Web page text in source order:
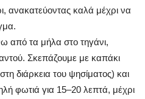
ανακατεύοντας καλά μέχρι να
από τα μήλα στο τηγάνι,
Σκεπάζουμε με καπάκι
διάρκεια του ψησίματος) και
φωτιά για 15–20 λεπτά, μέχρι